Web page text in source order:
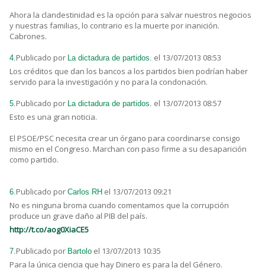
Ahora la clandestinidad es la opción para salvar nuestros negocios
y nuestras familias, lo contrario es la muerte por inanición.
Cabrones.
4.Publicado por La dictadura de partidos. el 13/07/2013 08:53
Los créditos que dan los bancos a los partidos bien podrían haber
servido para la investigación y no para la condonación.
5.Publicado por La dictadura de partidos. el 13/07/2013 08:57
Esto es una gran noticia.
El PSOE/PSC necesita crear un órgano para coordinarse consigo
mismo en el Congreso. Marchan con paso firme a su desaparición
como partido.
6.Publicado por Carlos RH el 13/07/2013 09:21
No es ninguna broma cuando comentamos que la corrupción
produce un grave daño al PIB del país.
http://t.co/aog0XiaCE5
7.Publicado por Bartolo el 13/07/2013 10:35
Para la única ciencia que hay Dinero es para la del Género.